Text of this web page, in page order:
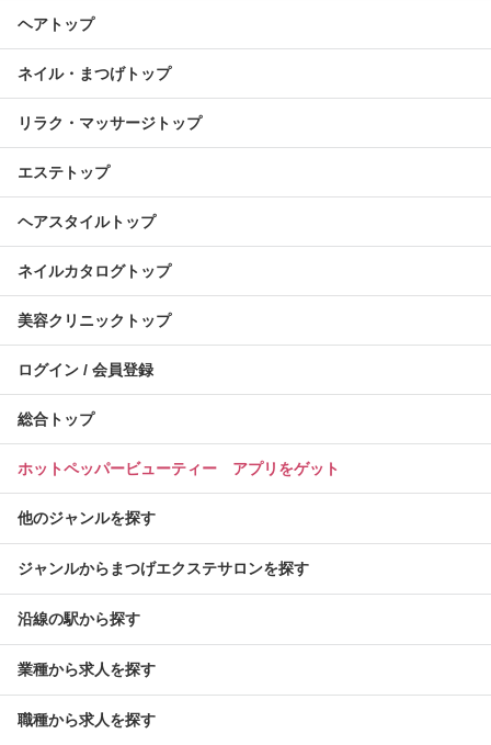
ヘアトップ
ネイル・まつげトップ
リラク・マッサージトップ
エステトップ
ヘアスタイルトップ
ネイルカタログトップ
美容クリニックトップ
ログイン / 会員登録
総合トップ
ホットペッパービューティー アプリをゲット
他のジャンルを探す
ジャンルからまつげエクステサロンを探す
沿線の駅から探す
業種から求人を探す
職種から求人を探す